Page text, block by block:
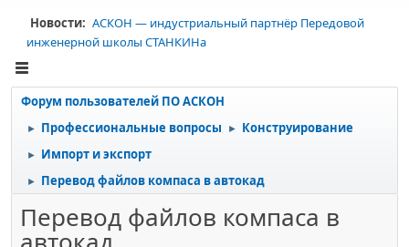
Новости: АСКОН — индустриальный партнёр Передовой
инженерной школы СТАНКИНа
Форум пользователей ПО АСКОН
► Профессиональные вопросы ► Конструирование
► Импорт и экспорт
► Перевод файлов компаса в автокад
Перевод файлов компаса в